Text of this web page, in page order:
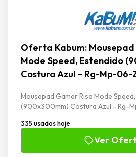
Oferta Kabum: Mousepad
Mode Speed, Estendido
Costura Azul – Rg-Mp-06-
Mousepad Gamer Rise Mode
(900x300mm) Costura Azul - Rg-
335 usados hoje
Ver